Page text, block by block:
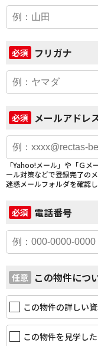
必須 フリガナ
必須 メールアドレ
「Yahoo!メール」や「Ｇ
ール対策などで登録完了の
迷惑メールフォルダを確認
必須 電話番号
任意 この物件につ
この物件の詳しい
この物件を見学し